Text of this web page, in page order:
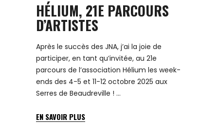
HÉLIUM, 21E PARCOURS
D’ARTISTES
Après le succès des JNA, j’ai la joie de
participer, en tant qu’invitée, au 21e
parcours de l’association Hélium les week-
ends des 4-5 et 11-12 octobre 2025 aux
Serres de Beaudreville !
EN SAVOIR PLUS